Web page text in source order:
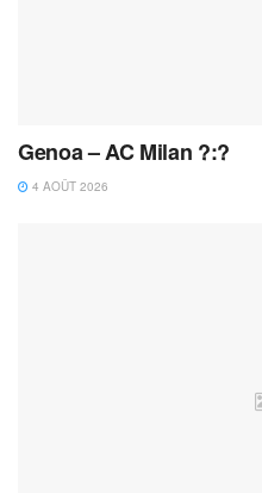
Genoa – AC Milan ?:?
4 AOÛT 2026